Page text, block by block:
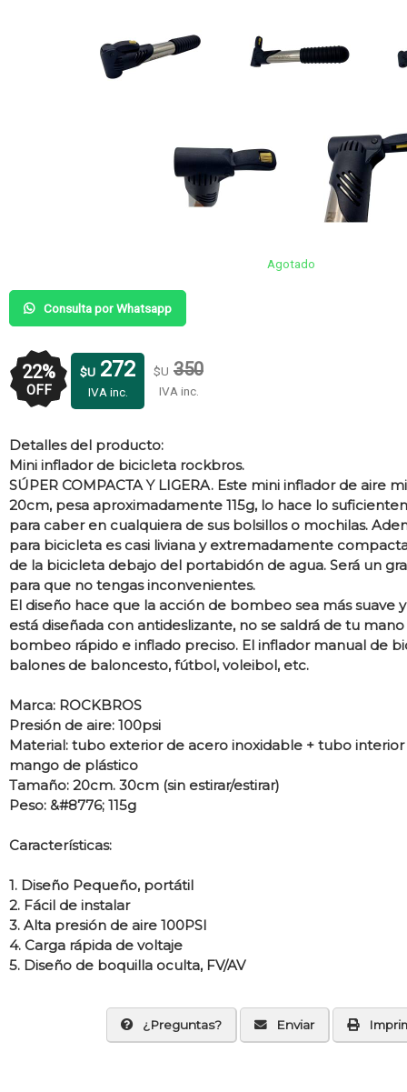
Agotado
Consulta por Whatsapp
22%
OFF
$U 350
IVA inc.
$U 272
IVA inc.
Detalles del producto:
Mini inflador de bicicleta rockbros.
SÚPER COMPACTA Y LIGERA. Este mini inflador de aire
20cm, pesa aproximadamente 115g, lo hace lo
para caber en cualquiera de sus bolsillos o mochilas.
para bicicleta es casi liviana y extremadamente
de la bicicleta debajo del portabidón de agua. Será un
para que no tengas inconvenientes.
El diseño hace que la acción de bombeo sea más suave
está diseñada con antideslizante, no se saldrá de tu
bombeo rápido e inflado preciso. El inflador manual de
balones de baloncesto, fútbol, voleibol, etc.
Marca: ROCKBROS
Presión de aire: 100psi
Material: tubo exterior de acero inoxidable + tubo
mango de plástico
Tamaño: 20cm. 30cm (sin estirar/estirar)
Peso: &#8776; 115g
Características:
1. Diseño Pequeño, portátil
2. Fácil de instalar
3. Alta presión de aire 100PSI
4. Carga rápida de voltaje
5. Diseño de boquilla oculta, FV/AV
¿Preguntas? Enviar